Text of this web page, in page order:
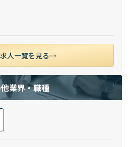
人一覧を見る
業界・職種